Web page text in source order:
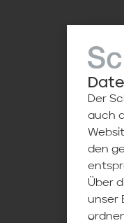
Der
auch
den
Über
unser